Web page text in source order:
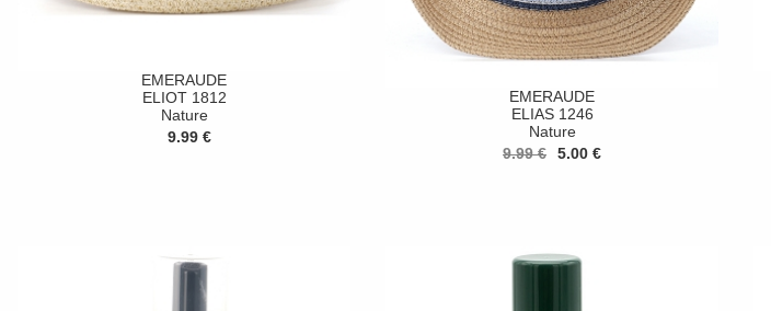
EMERAUDE
ELIOT 1812
Nature
9.99 €
EMERAUDE
ELIAS 1246
Nature
9.99 €
5.00 €